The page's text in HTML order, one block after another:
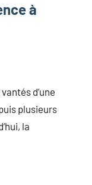
à
d’une
plusieurs
la